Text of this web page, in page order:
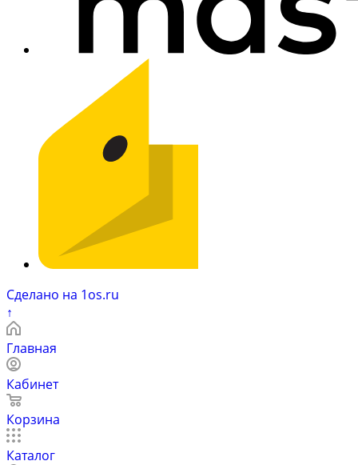
Сделано на 1os.ru
↑
Главная
Кабинет
Корзина
Каталог